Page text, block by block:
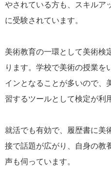
やされている方も、スキルア
に受験されています。
美術教育の一環として美術検
ります。学校で美術の授業を
インとなることが多いので、
習するツールとして検定が利
就活でも有効で、履歴書に美
接で話題が広がり、自身の教
声も伺っています。